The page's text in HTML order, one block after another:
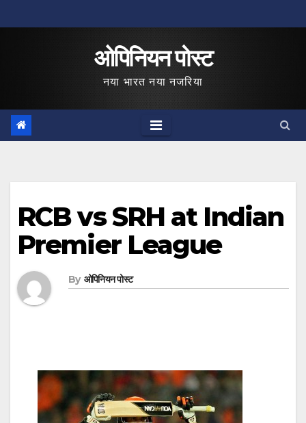
to
ओपिनियन पोस्ट
नया भारत नया नजरिया
RCB vs SRH at Indian
Premier League
By ओपिनियन पोस्ट